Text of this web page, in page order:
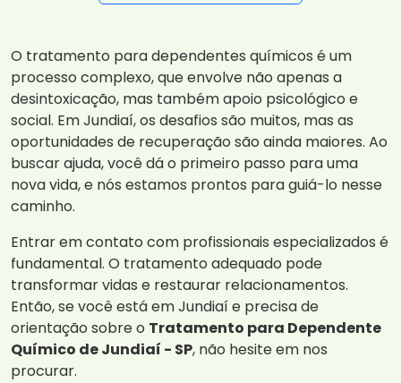
O tratamento para dependentes químicos é um
processo complexo, que envolve não apenas a
desintoxicação, mas também apoio psicológico e
social. Em Jundiaí, os desafios são muitos, mas as
oportunidades de recuperação são ainda maiores. Ao
buscar ajuda, você dá o primeiro passo para uma
nova vida, e nós estamos prontos para guiá-lo nesse
caminho.
Entrar em contato com profissionais especializados é
fundamental. O tratamento adequado pode
transformar vidas e restaurar relacionamentos.
Então, se você está em Jundiaí e precisa de
orientação sobre o Tratamento para Dependente
Químico de Jundiaí - SP, não hesite em nos
procurar.